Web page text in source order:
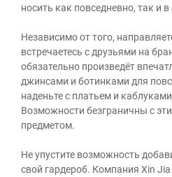
носить как повседневно, так и
Независимо от того,
встречаетесь с друзьями на
обязательно произведёт
джинсами и ботинками для
наденьте с платьем и
Возможности безграничны с
предметом.
Не упустите возможность
свой гардероб. Компания Xin